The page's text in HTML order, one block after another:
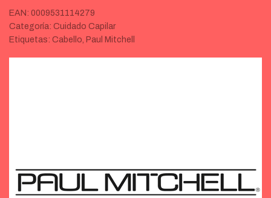
EAN: 0009531114279
Categoría: Cuidado Capilar
Etiquetas: Cabello, Paul Mitchell